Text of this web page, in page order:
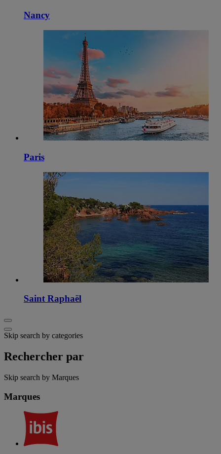
Nancy
Paris
Saint Raphaël
Skip search by categories
Rechercher par
Skip search by Marques
Marques